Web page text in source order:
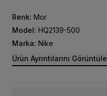
Renk: Mor
Model: HQ2139-500
Marka: Nike
Ürün Ayrıntılarını Görüntüle